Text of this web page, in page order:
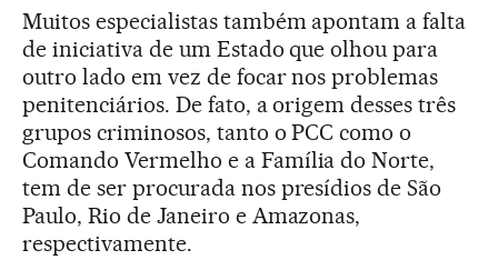
Muitos especialistas também apontam a falta
de iniciativa de um Estado que olhou para
outro lado em vez de focar nos problemas
penitenciários. De fato, a origem desses três
grupos criminosos, tanto o PCC como o
Comando Vermelho e a Família do Norte,
tem de ser procurada nos presídios de São
Paulo, Rio de Janeiro e Amazonas,
respectivamente.